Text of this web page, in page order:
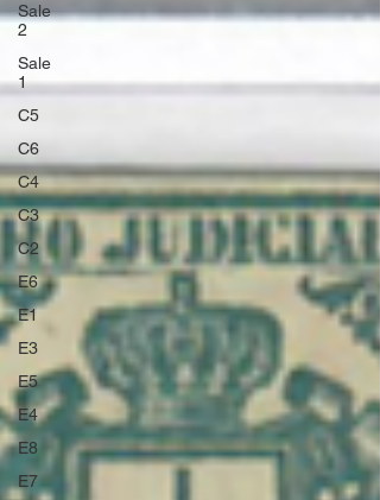
Sale
2
Sale
1
C5
C6
C4
C3
C2
E6
E1
E3
E5
E4
E8
E7